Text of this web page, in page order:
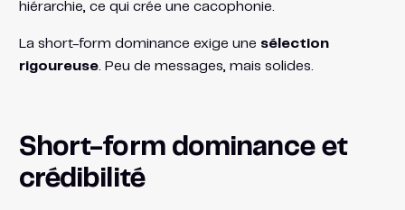
hiérarchie, ce qui crée une cacophonie.
La short-form dominance exige une sélection
rigoureuse. Peu de messages, mais solides.
Short-form dominance et
crédibilité